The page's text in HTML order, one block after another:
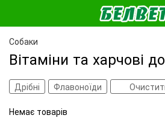
Собаки
Вітаміни та харчові
Дрібні Флавоноїди
Немає товарів